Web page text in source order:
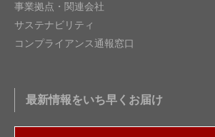
事業拠点・関連会社
サステナビリティ
コンプライアンス通報窓口
最新情報をいち早くお届け